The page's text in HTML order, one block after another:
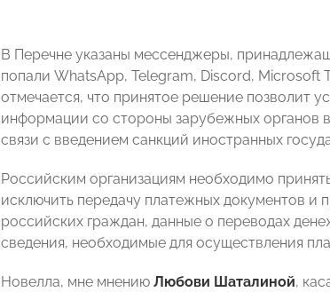
В Перечне указаны мессенджеры,
попали WhatsApp, Telegram, Discord, Microsoft
отмечается, что принятое решение позволит
информации со стороны зарубежных органов
связи с введением санкций иностранных
Российским организациям необходимо
исключить передачу платежных документов
российских граждан, данные о переводах
сведения, необходимые для осуществления
Новелла, мне мнению Любови Шаталиной,